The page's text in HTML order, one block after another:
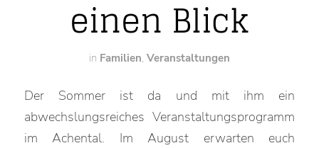
einen Blick
in Familien, Veranstaltungen
Der Sommer ist da und mit ihm ein
abwechslungsreiches Veranstaltungsprogramm
im Achental. Im August erwarten euch